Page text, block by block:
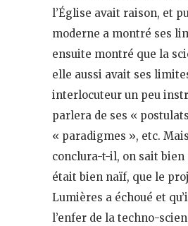
l’Église avait raison, et
moderne a montré ses
ensuite montré que la
elle aussi avait ses
interlocuteur un peu
parlera de ses «
« paradigmes », etc.
conclura-t-il, on sait bien
était bien naïf, que le
Lumières a échoué et
l’enfer de la techno-